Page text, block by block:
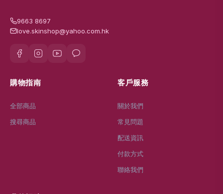
9663 8697
love.skinshop@yahoo.com.hk
購物指南
全部商品
搜尋商品
客戶服務
關於我們
常見問題
配送資訊
付款方式
聯絡我們